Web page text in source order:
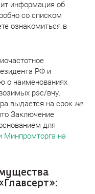
информация об
со списком
ознакомиться в
РФ и
о наименованиях
рэс/вчу.
выдается на срок не
Заключение
для
Минпромторга на